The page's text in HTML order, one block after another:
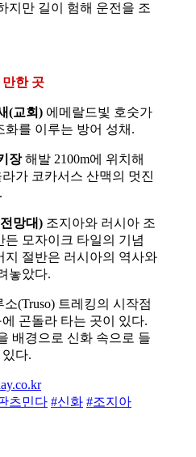
지만 길이 험해 운전을 조
한 곳
(교회) 에메랄드빛 호숫가
화를 이루는 방어 성채.
장해발 2100m에 위치해
가 코카서스 산맥의 멋진
망대) 조지아와 러시아 조
든 모자이크 타일의 기념
지 절반은 러시아의 역사와
놓았다.
소(Truso) 트레킹의 시작점
곤돌라 타는 곳이 있다.
배경으로 신화 속으로 들
다.
츠민다 #신화 #조지아